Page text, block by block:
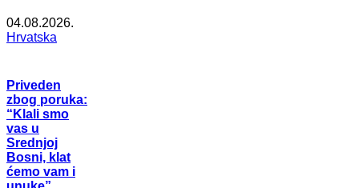
04.08.2026.
Hrvatska
Priveden
zbog poruka:
“Klali smo
vas u
Srednjoj
Bosni, klat
ćemo vam i